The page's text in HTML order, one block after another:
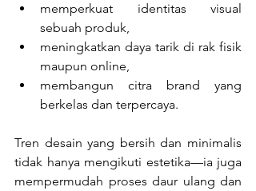
memperkuat identitas visual
sebuah produk,
meningkatkan daya tarik di rak fisik
maupun online,
membangun citra brand yang
berkelas dan terpercaya.
Tren desain yang bersih dan minimalis
tidak hanya mengikuti estetika—ia juga
mempermudah proses daur ulang dan